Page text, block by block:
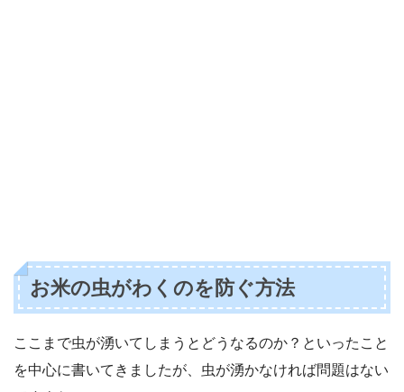
お米の虫がわくのを防ぐ方法
ここまで虫が湧いてしまうとどうなるのか？といったこと
を中心に書いてきましたが、虫が湧かなければ問題はない